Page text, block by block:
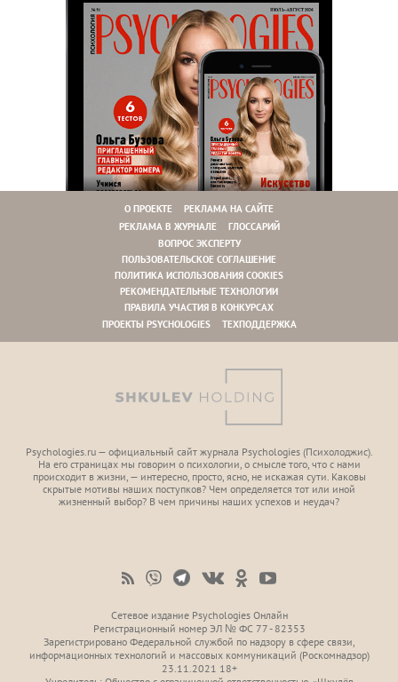
О ПРОЕКТЕ
РЕКЛАМА НА САЙТЕ
РЕКЛАМА В ЖУРНАЛЕ
ГЛОССАРИЙ
ВОПРОС ЭКСПЕРТУ
ПОЛЬЗОВАТЕЛЬСКОЕ СОГЛАШЕНИЕ
ПОЛИТИКА ИСПОЛЬЗОВАНИЯ COOKIES
РЕКОМЕНДАТЕЛЬНЫЕ ТЕХНОЛОГИИ
ПРАВИЛА УЧАСТИЯ В КОНКУРСАХ
ПРОЕКТЫ PSYCHOLOGIES
ТЕХПОДДЕРЖКА
Psychologies.ru — официальный сайт журнала Psychologies (Психoлоджиc).
На его страницах мы говорим о психологии, о смысле того, что с нами
происходит в жизни, — интересно, просто, ясно, не искажая сути. Каковы
скрытые мотивы наших поступков? Чем определяется тот или иной
жизненный выбор? В чем причины наших успехов и неудач?
Сетевое издание Psychologies Онлайн
Регистрационный номер ЭЛ № ФС 77 - 82353
Зарегистрировано Федеральной службой по надзору в сфере связи,
информационных технологий и массовых коммуникаций (Роскомнадзор)
23.11.2021 18+